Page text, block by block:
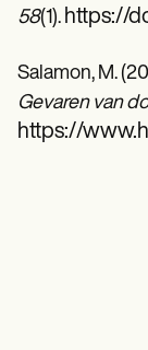
58(1). https://
Salamon, M.
Gevaren van
https://